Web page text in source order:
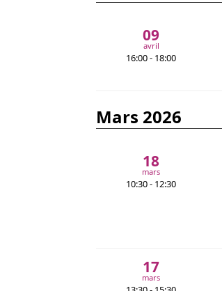
09
avril
16:00 - 18:00
mars 2026
18
mars
10:30 - 12:30
17
mars